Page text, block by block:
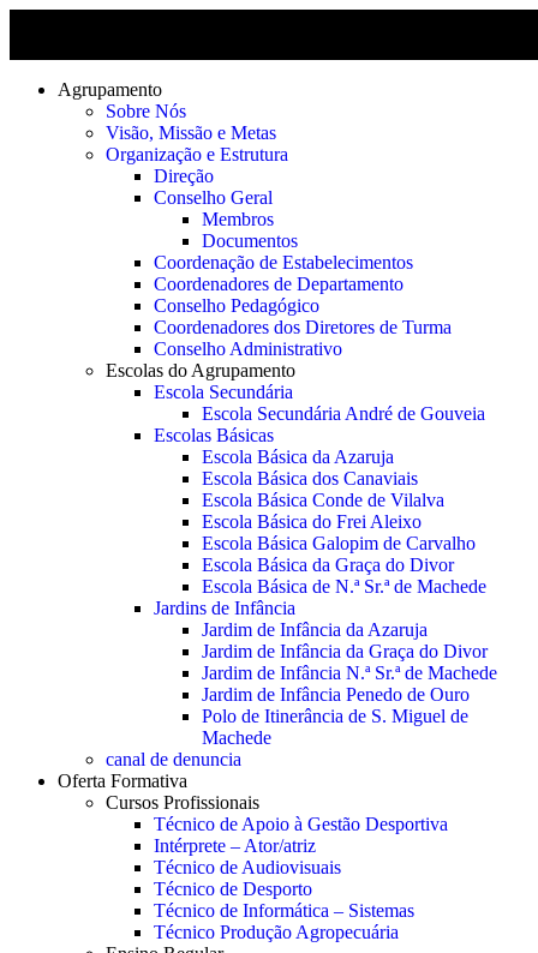
Agrupamento
Sobre Nós
Visão, Missão e Metas
Organização e Estrutura
Direção
Conselho Geral
Membros
Documentos
Coordenação de Estabelecimentos
Coordenadores de Departamento
Conselho Pedagógico
Coordenadores dos Diretores de Turma
Conselho Administrativo
Escolas do Agrupamento
Escola Secundária
Escola Secundária André de Gouveia
Escolas Básicas
Escola Básica da Azaruja
Escola Básica dos Canaviais
Escola Básica Conde de Vilalva
Escola Básica do Frei Aleixo
Escola Básica Galopim de Carvalho
Escola Básica da Graça do Divor
Escola Básica de N.ª Sr.ª de Machede
Jardins de Infância
Jardim de Infância da Azaruja
Jardim de Infância da Graça do Divor
Jardim de Infância N.ª Sr.ª de Machede
Jardim de Infância Penedo de Ouro
Polo de Itinerância de S. Miguel de
Machede
canal de denuncia
Oferta Formativa
Cursos Profissionais
Técnico de Apoio à Gestão Desportiva
Intérprete – Ator/atriz
Técnico de Audiovisuais
Técnico de Desporto
Técnico de Informática – Sistemas
Técnico Produção Agropecuária